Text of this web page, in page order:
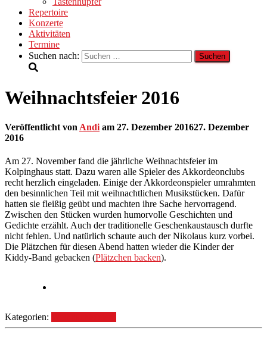
Repertoire
Konzerte
Aktivitäten
Termine
Suchen nach:
Weihnachtsfeier 2016
Veröffentlicht von Andi am 27. Dezember 201627. Dezember
2016
Am 27. November fand die jährliche Weihnachtsfeier im
Kolpinghaus statt. Dazu waren alle Spieler des Akkordeonclubs
recht herzlich eingeladen. Einige der Akkordeonspieler umrahmten
den besinnlichen Teil mit weihnachtlichen Musikstücken. Dafür
hatten sie fleißig geübt und machten ihre Sache hervorragend.
Zwischen den Stücken wurden humorvolle Geschichten und
Gedichte erzählt. Auch der traditionelle Geschenkaustausch durfte
nicht fehlen. Und natürlich schaute auch der Nikolaus kurz vorbei.
Die Plätzchen für diesen Abend hatten wieder die Kinder der
Kiddy-Band gebacken (Plätzchen backen).
Kategorien: